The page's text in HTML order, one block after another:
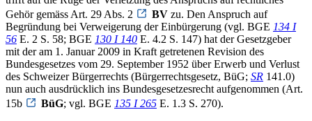
Gehör gemäss Art. 29 Abs. 2
BV zu. Den Anspruch auf
Begründung bei Verweigerung der Einbürgerung (vgl. BGE 134 I
56 E. 2 S. 58; BGE 130 I 140 E. 4.2 S. 147) hat der Gesetzgeber
mit der am 1. Januar 2009 in Kraft getretenen Revision des
Bundesgesetzes vom 29. September 1952 über Erwerb und Verlust
des Schweizer Bürgerrechts (Bürgerrechtsgesetz, BüG; SR 141.0)
nun auch ausdrücklich ins Bundesgesetzesrecht aufgenommen (Art.
15b
BüG; vgl. BGE 135 I 265 E. 1.3 S. 270).